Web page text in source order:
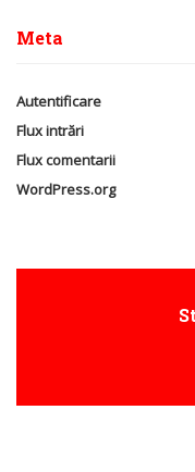
Meta
Autentificare
Flux intrări
Flux comentarii
WordPress.org